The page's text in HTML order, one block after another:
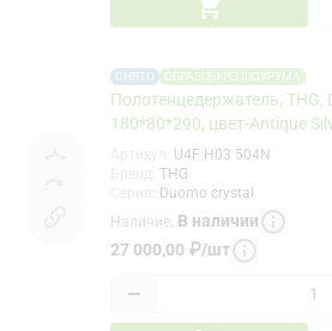
СНЯТО ОБРАЗЦЫ ИЗ ШОУРУМА
Полотенцедержатель, THG,
180*80*290, цвет-Antique
U4F H03 504N
THG
Duomo crystal
Наличие: В наличии
27 000,00 ₽/шт
−